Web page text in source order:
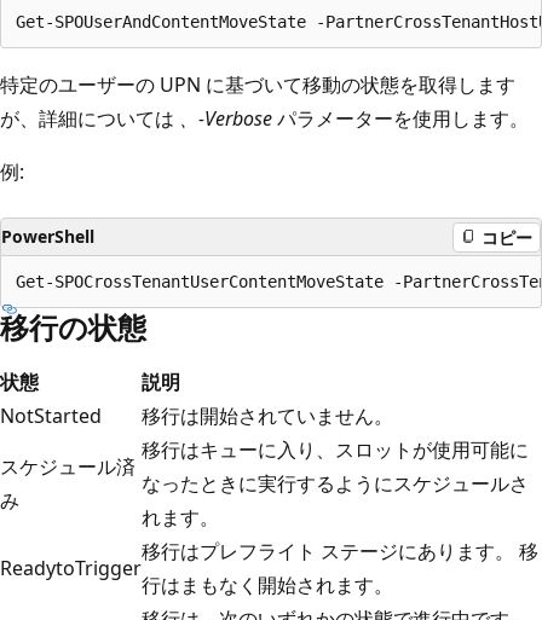
特定のユーザーの UPN に基づいて移動の状態を取得します
が、詳細については 、-Verboseパラメーターを使用します。
例:
PowerShell コピー
移行の状態
状態
説明
NotStarted
移行は開始されていません。
スケジュール済
み
移行はキューに入り、スロットが使用可能に
なったときに実行するようにスケジュールさ
れます。
ReadytoTrigger
移行はプレフライト ステージにあります。 移
行はまもなく開始されます。